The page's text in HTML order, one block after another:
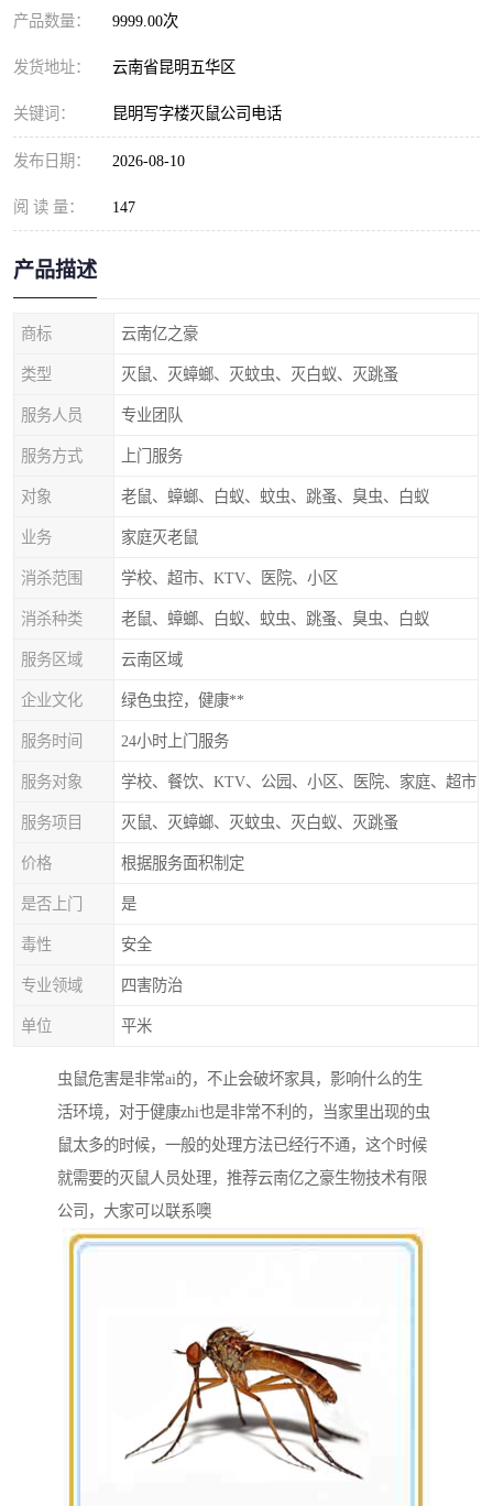
产品数量： 9999.00次
发货地址： 云南省昆明五华区
关键词： 昆明写字楼灭鼠公司电话
发布日期： 2026-08-10
阅 读 量： 147
产品描述
商标 云南亿之豪
类型 灭鼠、灭蟑螂、灭蚊虫、灭白蚁、灭跳蚤
服务人员 专业团队
服务方式 上门服务
对象 老鼠、蟑螂、白蚁、蚊虫、跳蚤、臭虫、白蚁
业务 家庭灭老鼠
消杀范围 学校、超市、KTV、医院、小区
消杀种类 老鼠、蟑螂、白蚁、蚊虫、跳蚤、臭虫、白蚁
服务区域 云南区域
企业文化 绿色虫控，健康**
服务时间 24小时上门服务
服务对象 学校、餐饮、KTV、公园、小区、医院、家庭、超市
服务项目 灭鼠、灭蟑螂、灭蚊虫、灭白蚁、灭跳蚤
价格 根据服务面积制定
是否上门 是
毒性 安全
专业领域 四害防治
单位 平米
虫鼠危害是非常ai的，不止会破坏家具，影响什么的生
活环境，对于健康zhi也是非常不利的，当家里出现的虫
鼠太多的时候，一般的处理方法已经行不通，这个时候
就需要的灭鼠人员处理，推荐云南亿之豪生物技术有限
公司，大家可以联系噢